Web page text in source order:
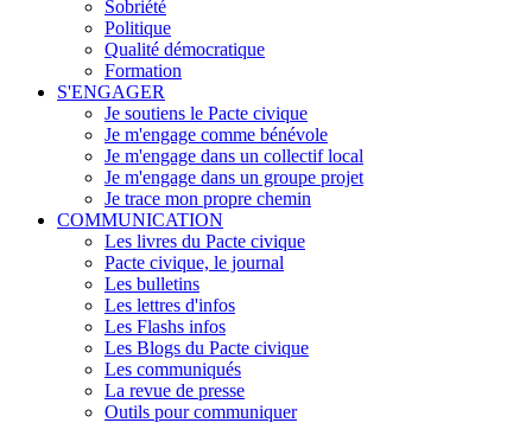
Sobriété
Politique
Qualité démocratique
Formation
S'ENGAGER
Je soutiens le Pacte civique
Je m'engage comme bénévole
Je m'engage dans un collectif local
Je m'engage dans un groupe projet
Je trace mon propre chemin
COMMUNICATION
Les livres du Pacte civique
Pacte civique, le journal
Les bulletins
Les lettres d'infos
Les Flashs infos
Les Blogs du Pacte civique
Les communiqués
La revue de presse
Outils pour communiquer